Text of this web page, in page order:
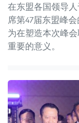
在东盟各国领导
席第47届东盟峰
为在塑造本次峰
重要的意义。